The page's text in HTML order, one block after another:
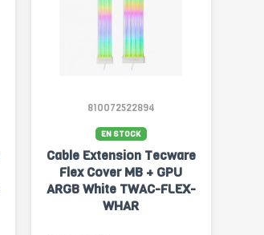
810072522894
EN STOCK
Cable Extension Tecware
Flex Cover MB + GPU
ARGB White TWAC-FLEX-
WHAR